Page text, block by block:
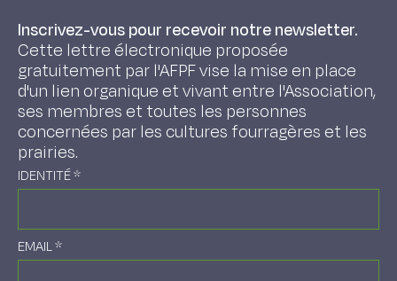
Inscrivez-vous pour recevoir notre newsletter.
Cette lettre électronique proposée
gratuitement par l'AFPF vise la mise en place
d'un lien organique et vivant entre l'Association,
ses membres et toutes les personnes
concernées par les cultures fourragères et les
prairies.
IDENTITÉ*
EMAIL*